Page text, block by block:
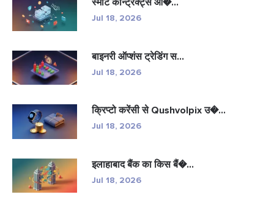
स्मार्ट कॉन्ट्रैक्ट्स औ�...
Jul 18, 2026
बाइनरी ऑप्शंस ट्रेडिंग स...
Jul 18, 2026
क्रिप्टो करेंसी से Qushvolpix उ�...
Jul 18, 2026
इलाहाबाद बैंक का किस बैं�...
Jul 18, 2026